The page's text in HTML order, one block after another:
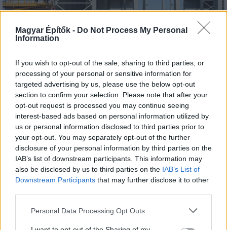
Magyar Építők - Do Not Process My Personal
Information
If you wish to opt-out of the sale, sharing to third parties, or
processing of your personal or sensitive information for
targeted advertising by us, please use the below opt-out
section to confirm your selection. Please note that after your
opt-out request is processed you may continue seeing
interest-based ads based on personal information utilized by
us or personal information disclosed to third parties prior to
your opt-out. You may separately opt-out of the further
disclosure of your personal information by third parties on the
IAB’s list of downstream participants. This information may
also be disclosed by us to third parties on the IAB’s List of
Downstream Participants that may further disclose it to other
Please note that this website/app uses one or more Google
Personal Data Processing Opt Outs
A hitelprogram után tőkeprogrammal élénkíti a
A 600 milliárd forintnyi tőkeforrást biztosító Baross Gábor
Tőkeprogram a beruházási aktivitás növeléséhez, az
energiahatékonyság javításához, zöld fejlesztések
megvalósításához járul hozzá.
Gazdaság